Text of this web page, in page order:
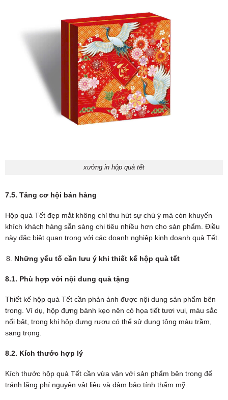
xưởng in hộp quà tết
7.5. Tăng cơ hội bán hàng
Hộp quà Tết đẹp mắt không chỉ thu hút sự chú ý mà còn khuyến
khích khách hàng sẵn sàng chi tiêu nhiều hơn cho sản phẩm. Điều
này đặc biệt quan trọng với các doanh nghiệp kinh doanh quà Tết.
Những yếu tố cần lưu ý khi thiết kế hộp quà tết
8.1. Phù hợp với nội dung quà tặng
Thiết kế hộp quà Tết cần phản ánh được nội dung sản phẩm bên
trong. Ví dụ, hộp đựng bánh kẹo nên có họa tiết tươi vui, màu sắc
nổi bật, trong khi hộp đựng rượu có thể sử dụng tông màu trầm,
sang trọng.
8.2. Kích thước hợp lý
Kích thước hộp quà Tết cần vừa vặn với sản phẩm bên trong để
tránh lãng phí nguyên vật liệu và đảm bảo tính thẩm mỹ.